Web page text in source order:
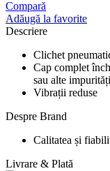
Compară
Adăugă la favorite
Descriere
Clichet
Cap complet
sau alte impurități
Vibrații reduse
Despre Brand
Calitatea și
Livrare & Plată